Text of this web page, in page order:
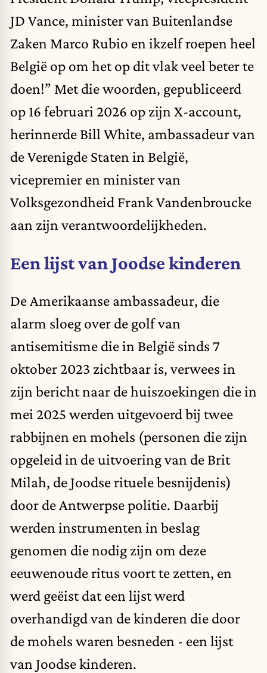
JD Vance, minister van Buitenlandse
Zaken Marco Rubio en ikzelf roepen heel
België op om het op dit vlak veel beter te
doen!” Met die woorden, gepubliceerd
op 16 februari 2026 op zijn X-account,
herinnerde Bill White, ambassadeur van
de Verenigde Staten in België,
vicepremier en minister van
Volksgezondheid Frank Vandenbroucke
aan zijn verantwoordelijkheden.
Een lijst van Joodse kinderen
De Amerikaanse ambassadeur, die
alarm sloeg over de golf van
antisemitisme die in België sinds 7
oktober 2023 zichtbaar is, verwees in
zijn bericht naar de huiszoekingen die in
mei 2025 werden uitgevoerd bij twee
rabbijnen en mohels (personen die zijn
opgeleid in de uitvoering van de Brit
Milah, de Joodse rituele besnijdenis)
door de Antwerpse politie. Daarbij
werden instrumenten in beslag
genomen die nodig zijn om deze
eeuwenoude ritus voort te zetten, en
werd geëist dat een lijst werd
overhandigd van de kinderen die door
de mohels waren besneden - een lijst
van Joodse kinderen.